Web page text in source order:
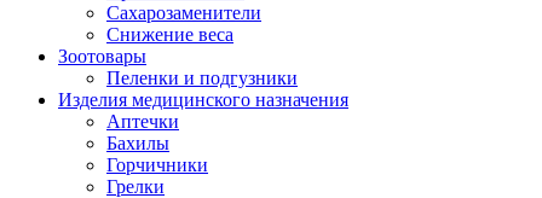
Сахарозаменители
Снижение веса
Зоотовары
Пеленки и подгузники
Изделия медицинского назначения
Аптечки
Бахилы
Горчичники
Грелки